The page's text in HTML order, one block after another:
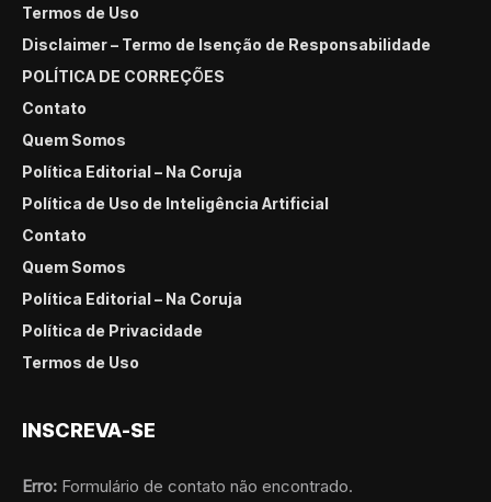
Termos de Uso
Disclaimer – Termo de Isenção de Responsabilidade
POLÍTICA DE CORREÇÕES
Contato
Quem Somos
Política Editorial – Na Coruja
Política de Uso de Inteligência Artificial
Contato
Quem Somos
Política Editorial – Na Coruja
Política de Privacidade
Termos de Uso
INSCREVA-SE
Erro: Formulário de contato não encontrado.